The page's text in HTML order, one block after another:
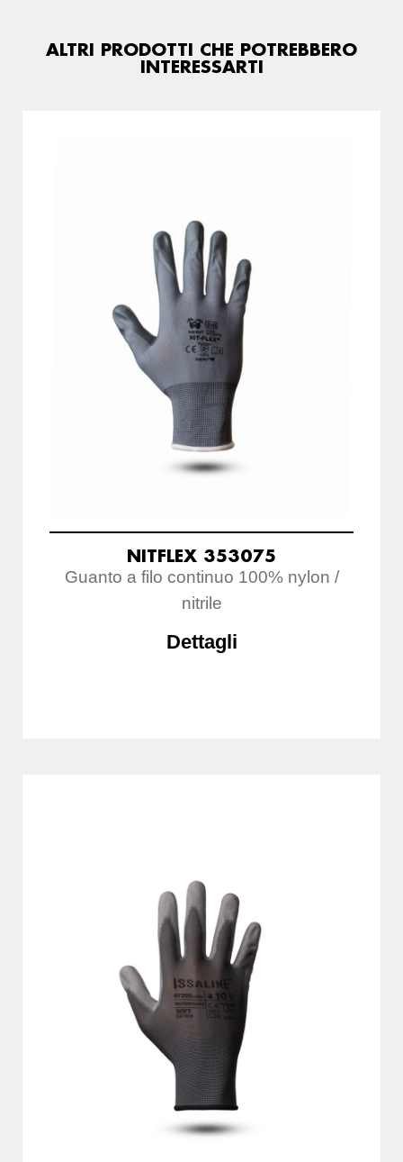
ALTRI PRODOTTI CHE POTREBBERO
INTERESSARTI
NITFLEX 353075
Guanto a filo continuo 100% nylon /
nitrile
Dettagli